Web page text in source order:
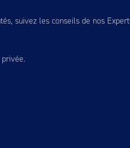
suivez les conseils de nos
.